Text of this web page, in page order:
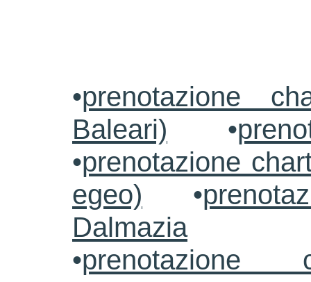
•prenotazione
Baleari) •
•prenotazione
egeo) •
Dalmazia
•prenotazione